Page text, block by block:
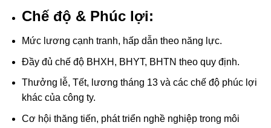
Chế độ & Phúc lợi:
Mức lương cạnh tranh, hấp dẫn theo năng lực.
Đầy đủ chế độ BHXH, BHYT, BHTN theo quy định.
Thưởng lễ, Tết, lương tháng 13 và các chế độ phúc lợi
khác của công ty.
Cơ hội thăng tiến, phát triển nghề nghiệp trong môi